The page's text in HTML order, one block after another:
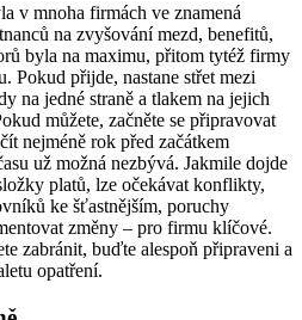
v mnoha firmách ve znamená
na zvyšování mezd, benefitů,
byla na maximu, přitom tytéž firmy
Pokud přijde, nastane střet mezi
na jedné straně a tlakem na jejich
můžete, začněte se připravovat
nejméně rok před začátkem
už možná nezbývá. Jakmile dojde
platů, lze očekávat konflikty,
ke šťastnějším, poruchy
změny – pro firmu klíčové.
zabránit, buďte alespoň připraveni a
opatření.